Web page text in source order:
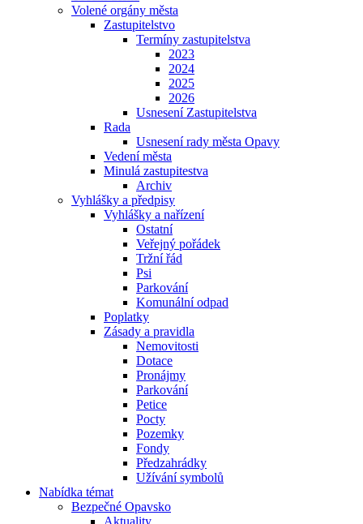
Volené orgány města
Zastupitelstvo
Termíny zastupitelstva
2023
2024
2025
2026
Usnesení Zastupitelstva
Rada
Usnesení rady města Opavy
Vedení města
Minulá zastupitestva
Archiv
Vyhlášky a předpisy
Vyhlášky a nařízení
Ostatní
Veřejný pořádek
Tržní řád
Psi
Parkování
Komunální odpad
Poplatky
Zásady a pravidla
Nemovitosti
Dotace
Pronájmy
Parkování
Petice
Pocty
Pozemky
Fondy
Předzahrádky
Užívání symbolů
Nabídka témat
Bezpečné Opavsko